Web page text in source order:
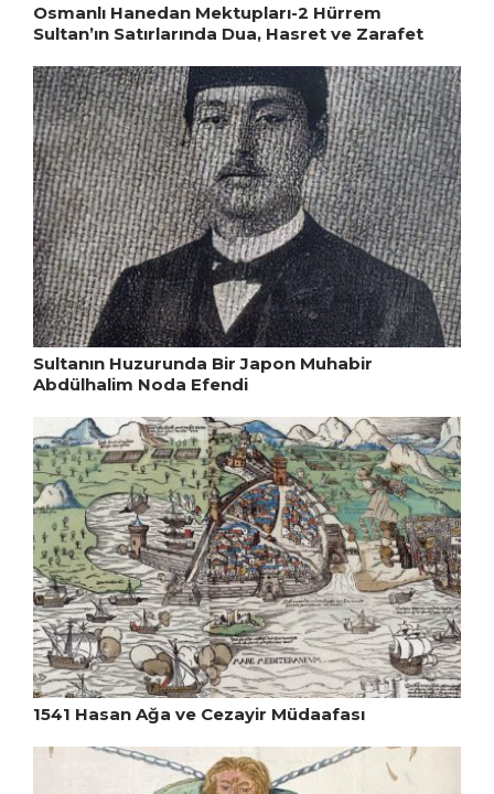
Osmanlı Hanedan Mektupları-2 Hürrem
Sultan’ın Satırlarında Dua, Hasret ve Zarafet
Sultanın Huzurunda Bir Japon Muhabir
Abdülhalim Noda Efendi
1541 Hasan Ağa ve Cezayir Müdaafası